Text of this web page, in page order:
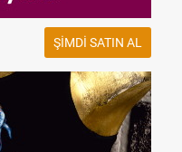
ŞIMDI SATIN AL